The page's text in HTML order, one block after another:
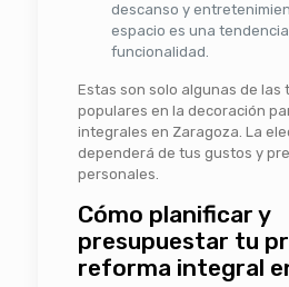
descanso y
espacio es una
funcionalidad.
Estas son solo algunas de las
populares en la decoración
integrales en Zaragoza. La
dependerá de tus gustos y
personales.
Cómo planificar y
presupuestar tu
reforma integral